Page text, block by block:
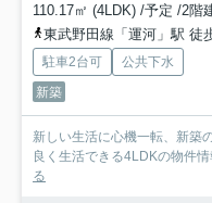
110.17㎡ (4LDK) /予定 /2階
東武野田線「運河」駅 徒
駐車2台可
公共下水
新築
新しい生活に心機一転、新築
良く生活できる4LDKの物件
る